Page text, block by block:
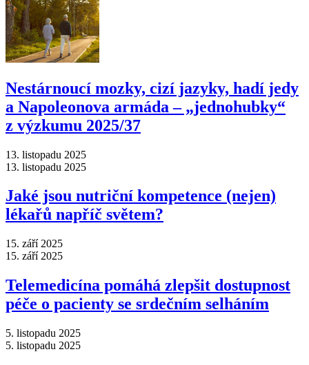
Nestárnoucí mozky, cizí jazyky, hadí jedy
a Napoleonova armáda –⁠ „jednohubky“
z výzkumu 2025/37
13. listopadu 2025
13. listopadu 2025
Jaké jsou nutriční kompetence (nejen)
lékařů napříč světem?
15. září 2025
15. září 2025
Telemedicína pomáhá zlepšit dostupnost
péče o pacienty se srdečním selháním
5. listopadu 2025
5. listopadu 2025